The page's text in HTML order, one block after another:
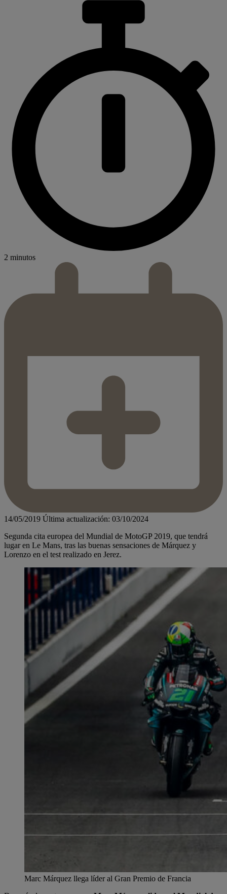
2 minutos
14/05/2019 Última actualización: 03/10/2024
Segunda cita europea del Mundial de MotoGP 2019, que tendrá
lugar en Le Mans, tras las buenas sensaciones de Márquez y
Lorenzo en el test realizado en Jerez.
Marc Márquez llega líder al Gran Premio de Francia